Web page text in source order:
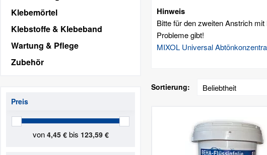
Klebemörtel
Klebstoffe & Klebeband
Wartung & Pflege
Zubehör
Preis
von 4,45 € bis 123,59 €
Hinweis
Bitte für den zweiten Anstrich
Probleme gibt!
MIXOL Universal
Sortierung: